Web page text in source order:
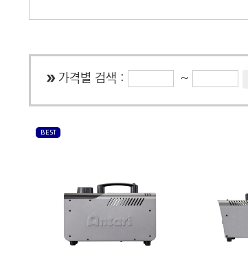
가격별 검색 : ~
BEST